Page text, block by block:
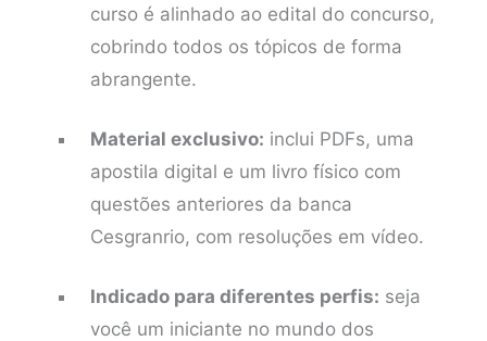
curso é alinhado ao edital do concurso,
cobrindo todos os tópicos de forma
abrangente.
Material exclusivo: inclui PDFs, uma
apostila digital e um livro físico com
questões anteriores da banca
Cesgranrio, com resoluções em vídeo.
Indicado para diferentes perfis: seja
você um iniciante no mundo dos